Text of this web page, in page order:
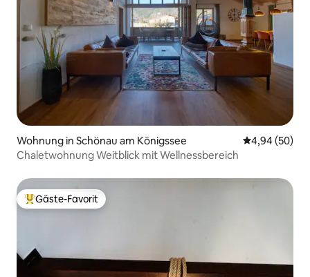
Wohnung in Schönau am Königssee
4,94 (50)
Chaletwohnung Weitblick mit Wellnessbereich
Beliebter Gäste-Favorit.
Gäste-Favorit